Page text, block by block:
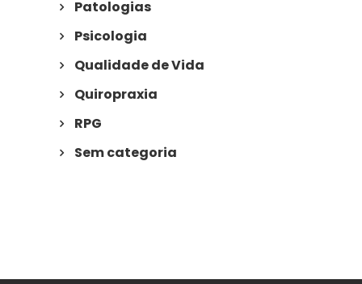
Patologias
Psicologia
Qualidade de Vida
Quiropraxia
RPG
Sem categoria